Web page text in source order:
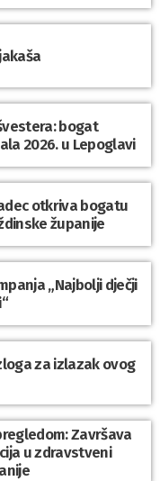
bogat
2026. u Lepoglavi
otkriva bogatu
županije
„Najbolji dječji
za izlazak ovog
Završava
u zdravstveni